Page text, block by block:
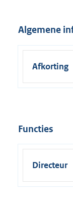
Algemene
Afkorting
Functies
Directeur